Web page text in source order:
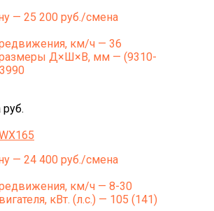
— 25 200 руб./смена
км/ч — 36
размеры Д×Ш×В, мм — (9310-
— 24 400 руб./смена
км/ч — 8-30
кВт. (л.с.) — 105 (141)